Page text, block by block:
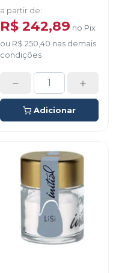
a partir de:
R$ 242,89 no Pix
ou R$ 250,40 nas demais
condições
Adicionar